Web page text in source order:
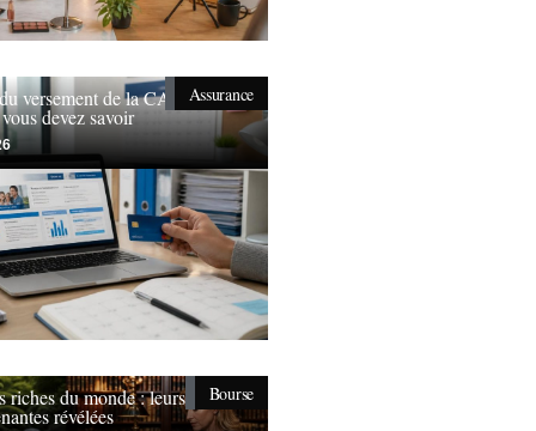
Assurance
versement de la CAF en
devez savoir
Bourse
riches du monde : leurs
révélées